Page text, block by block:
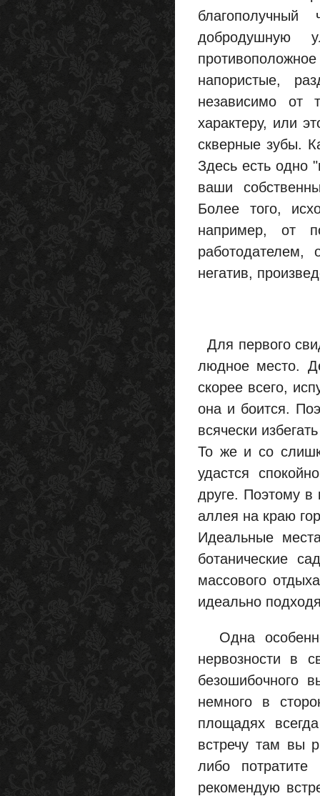
благополучный
добродушную
напористые,
независимо от
характеру, или
скверные зубы.
Здесь есть одно
ваши
Более того,
например, от
работодателем,
негатив,
Для первого
людное место.
скорее всего,
она и боится.
всячески
То же и со
удастся
друге. Поэтому в
аллея на краю
Идеальные
ботанические
массового
идеально
Одна
нервозности в
безошибочного
немного в
площадях
встречу там вы
либо
рекомендую